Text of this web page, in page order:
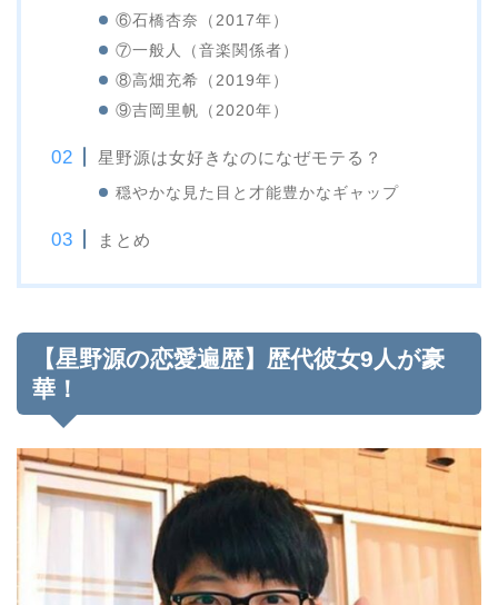
⑥石橋杏奈（2017年）
⑦一般人（音楽関係者）
⑧高畑充希（2019年）
⑨吉岡里帆（2020年）
星野源は女好きなのになぜモテる？
穏やかな見た目と才能豊かなギャップ
まとめ
【星野源の恋愛遍歴】歴代彼女9人が豪
華！